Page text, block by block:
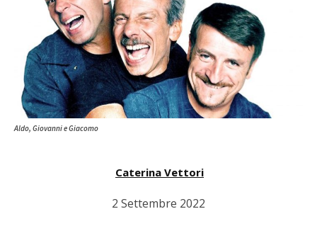
Aldo, Giovanni e Giacomo
Caterina Vettori
2 Settembre 2022